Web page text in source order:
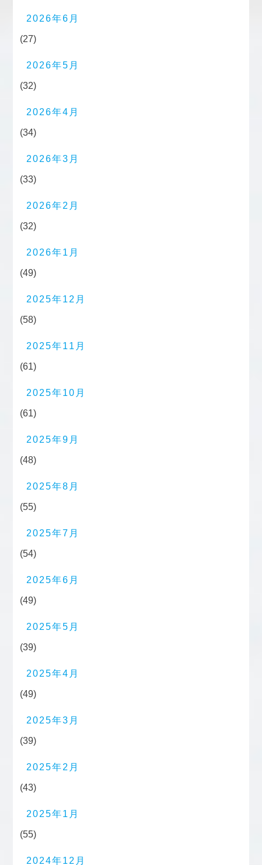
2026年6月
(27)
2026年5月
(32)
2026年4月
(34)
2026年3月
(33)
2026年2月
(32)
2026年1月
(49)
2025年12月
(58)
2025年11月
(61)
2025年10月
(61)
2025年9月
(48)
2025年8月
(55)
2025年7月
(54)
2025年6月
(49)
2025年5月
(39)
2025年4月
(49)
2025年3月
(39)
2025年2月
(43)
2025年1月
(55)
2024年12月